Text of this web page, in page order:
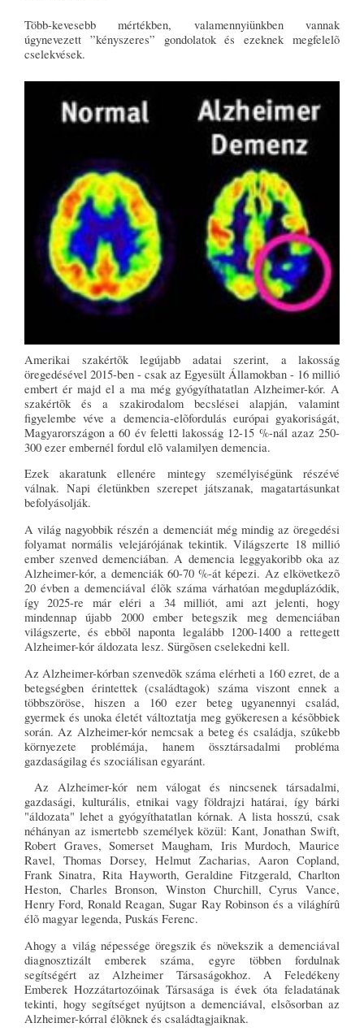
Több-kevesebb mértékben, valamennyiünkben vannak
úgynevezett ”kényszeres” gondolatok és ezeknek megfelelõ
cselekvések.
Amerikai szakértõk legújabb adatai szerint, a lakosság
öregedésével 2015-ben - csak az Egyesült Államokban - 16 millió
embert ér majd el a ma még gyógyíthatatlan Alzheimer-kór. A
szakértõk és a szakirodalom becslései alapján, valamint
figyelembe véve a demencia-elõfordulás európai gyakoriságát,
Magyarországon a 60 év feletti lakosság 12-15 %-nál azaz 250-
300 ezer embernél fordul elõ valamilyen demencia.
Ezek akaratunk ellenére mintegy személyiségünk részévé
válnak. Napi életünkben szerepet játszanak, magatartásunkat
befolyásolják.
A világ nagyobbik részén a demenciát még mindig az öregedési
folyamat normális velejárójának tekintik. Világszerte 18 millió
ember szenved demenciában. A demencia leggyakoribb oka az
Alzheimer-kór, a demenciák 60-70 %-át képezi. Az elkövetkezõ
20 évben a demenciával élõk száma várhatóan megduplázódik,
így 2025-re már eléri a 34 milliót, ami azt jelenti, hogy
mindennap újabb 2000 ember betegszik meg demenciában
világszerte, és ebbõl naponta legalább 1200-1400 a rettegett
Alzheimer-kór áldozata lesz. Sürgõsen cselekedni kell.
Az Alzheimer-kórban szenvedõk száma elérheti a 160 ezret, de a
betegségben érintettek (családtagok) száma viszont ennek a
többszöröse, hiszen a 160 ezer beteg ugyanennyi család,
gyermek és unoka életét változtatja meg gyökeresen a késõbbiek
során. Az Alzheimer-kór nemcsak a beteg és családja, szûkebb
környezete problémája, hanem össztársadalmi probléma
gazdaságilag és szociálisan egyaránt.
Az Alzheimer-kór nem válogat és nincsenek társadalmi,
gazdasági, kulturális, etnikai vagy földrajzi határai, így bárki
"áldozata" lehet a gyógyíthatatlan kórnak. A lista hosszú, csak
néhányan az ismertebb személyek közül: Kant, Jonathan Swift,
Robert Graves, Somerset Maugham, Iris Murdoch, Maurice
Ravel, Thomas Dorsey, Helmut Zacharias, Aaron Copland,
Frank Sinatra, Rita Hayworth, Geraldine Fitzgerald, Charlton
Heston, Charles Bronson, Winston Churchill, Cyrus Vance,
Henry Ford, Ronald Reagan, Sugar Ray Robinson és a világhírû
élõ magyar legenda, Puskás Ferenc.
Ahogy a világ népessége öregszik és növekszik a demenciával
diagnosztizált emberek száma, egyre többen fordulnak
segítségért az Alzheimer Társaságokhoz. A Feledékeny
Emberek Hozzátartozóinak Társasága is évek óta feladatának
tekinti, hogy segítséget nyújtson a demenciával, elsõsorban az
Alzheimer-kórral élõknek és családtagjaiknak.